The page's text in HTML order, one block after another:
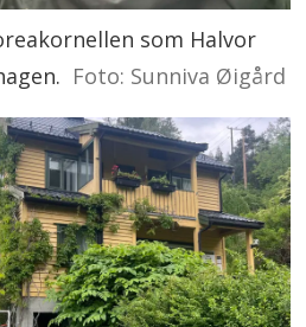
som Halvor
Foto: Sunniva Øigård